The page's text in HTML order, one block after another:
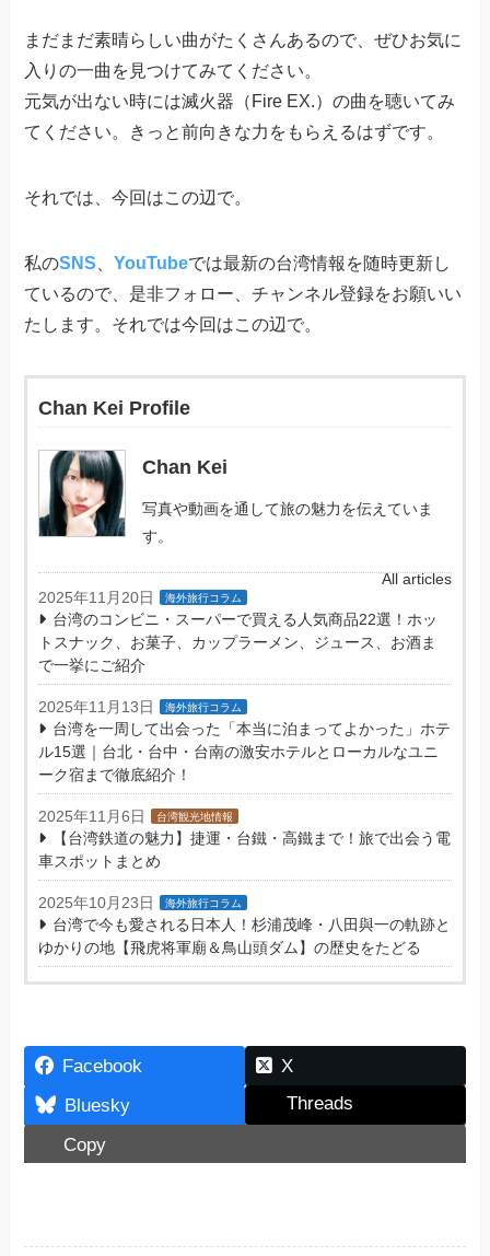
まだまだ素晴らしい曲がたくさんあるので、ぜひお気に
入りの一曲を見つけてみてください。
元気が出ない時には滅火器（Fire EX.）の曲を聴いてみ
てください。きっと前向きな力をもらえるはずです。
それでは、今回はこの辺で。
私のSNS 、YouTubeでは最新の台湾情報を随時更新し
ているので、是非フォロー、チャンネル登録をお願いい
たします。それでは今回はこの辺で。
Chan Kei Profile
Chan Kei
写真や動画を通して旅の魅力を伝えていま
す。
All articles
2025年11月20日
海外旅行コラム
台湾のコンビニ・スーパーで買える人気商品22選！ホッ
トスナック、お菓子、カップラーメン、ジュース、お酒ま
で一挙にご紹介
2025年11月13日 海外旅行コラム
台湾を一周して出会った「本当に泊まってよかった」ホテ
ル15選｜台北・台中・台南の激安ホテルとローカルなユニ
ーク宿まで徹底紹介！
2025年11月6日 台湾観光地情報
【台湾鉄道の魅力】捷運・台鐵・高鐵まで！旅で出会う電
車スポットまとめ
2025年10月23日 海外旅行コラム
台湾で今も愛される日本人！杉浦茂峰・八田與一の軌跡と
ゆかりの地【飛虎将軍廟＆鳥山頭ダム】の歴史をたどる
Facebook
X
Bluesky
Threads
Copy